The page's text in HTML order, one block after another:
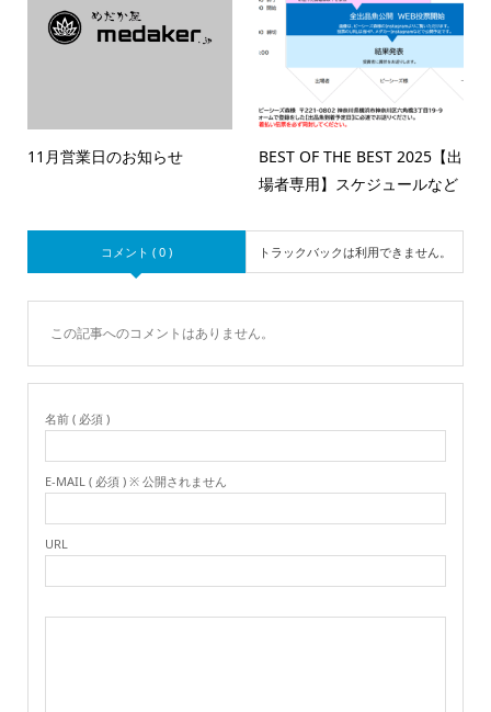
11月営業日のお知らせ
BEST OF THE BEST 2025【出
場者専用】スケジュールなど
コメント ( 0 ) トラックバックは利用できません。
この記事へのコメントはありません。
名前 ( 必須 )
E-MAIL ( 必須 ) ※ 公開されません
URL